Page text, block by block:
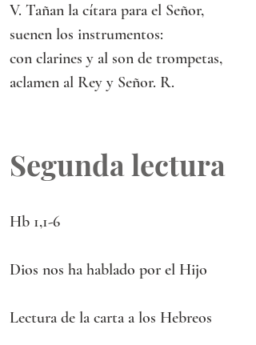
V. Tañan la cítara para el Señor,
suenen los instrumentos:
con clarines y al son de trompetas,
aclamen al Rey y Señor. R.
Segunda lectura
Hb 1,1-6
Dios nos ha hablado por el Hijo
Lectura de la carta a los Hebreos